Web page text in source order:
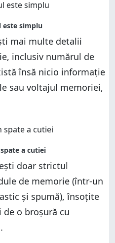
mai multe detalii
inclusiv numărul de
însă nicio informație
sau voltajul memoriei,
doar strictul
de memorie (într-un
și spumă), însoțite
o broșură cu